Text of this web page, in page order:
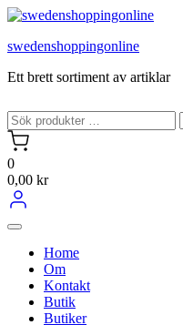
Hoppa
innehållet
swedenshoppingonline
Ett brett sortiment av artiklar
0
0,00 kr
Home
Om
Kontakt
Butik
Butiker